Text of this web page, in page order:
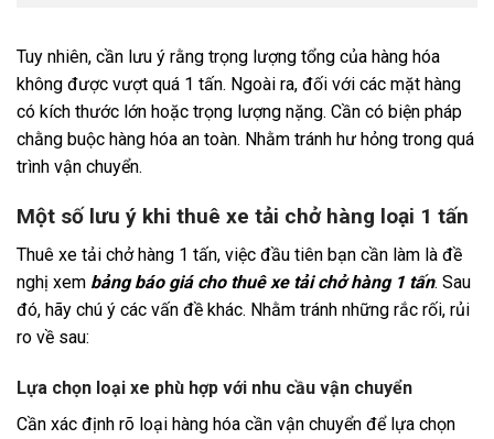
Tuy nhiên, cần lưu ý rằng trọng lượng tổng của hàng hóa
không được vượt quá 1 tấn. Ngoài ra, đối với các mặt hàng
có kích thước lớn hoặc trọng lượng nặng. Cần có biện pháp
chằng buộc hàng hóa an toàn. Nhằm tránh hư hỏng trong quá
trình vận chuyển.
Một số lưu ý khi thuê xe tải chở hàng loại 1 tấn
Thuê xe tải chở hàng 1 tấn, việc đầu tiên bạn cần làm là đề
nghị xem bảng báo giá cho thuê xe tải chở hàng 1 tấn. Sau
đó, hãy chú ý các vấn đề khác. Nhằm tránh những rắc rối, rủi
ro về sau:
Lựa chọn loại xe phù hợp với nhu cầu vận chuyển
Cần xác định rõ loại hàng hóa cần vận chuyển để lựa chọn